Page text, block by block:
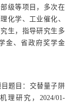
级等项目，多次在
化学、工业催化、
生，指导研究生多
金、省政府奖学金
题目：交替量子阱
理研究，2024/01-